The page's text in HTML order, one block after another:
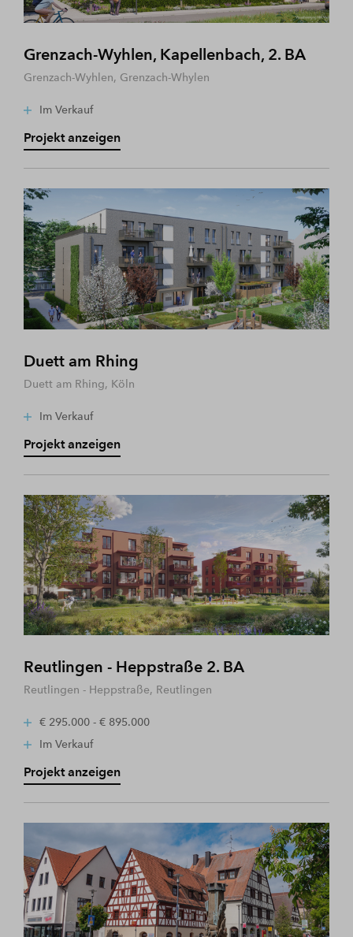
Grenzach-Wyhlen, Kapellenbach, 2. BA
Grenzach-Wyhlen, Grenzach-Whylen
Im Verkauf
Projekt anzeigen
Duett am Rhing
Duett am Rhing, Köln
Im Verkauf
Projekt anzeigen
Reutlingen - Heppstraße 2. BA
Reutlingen - Heppstraße, Reutlingen
€ 295.000 - € 895.000
Im Verkauf
Projekt anzeigen